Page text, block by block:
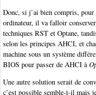
Donc, si j’ai bien compris,
ordinateur, il va falloir
techniques RST et Optane,
selon les principes AHCI, et
machine sous un système
BIOS pour passer de AHCI à
Une autre solution serait de
c’est possible semble-t-il mais